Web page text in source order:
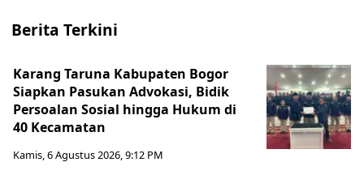
Berita Terkini
Karang Taruna Kabupaten Bogor
Siapkan Pasukan Advokasi, Bidik
Persoalan Sosial hingga Hukum di
40 Kecamatan
Kamis, 6 Agustus 2026, 9:12 PM